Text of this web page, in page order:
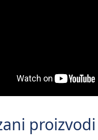
proizvodi